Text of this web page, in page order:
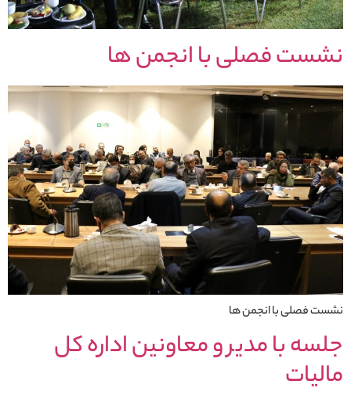
نشست فصلی با انجمن ها
نشست فصلی با انجمن ها
جلسه با مدیر و معاونین اداره کل
مالیات